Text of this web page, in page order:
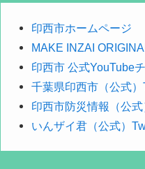
印西市ホームページ
MAKE INZAI
印西市 公式YouTube
千葉県印西市（公式
印西市防災情報（公
いんザイ君（公式）